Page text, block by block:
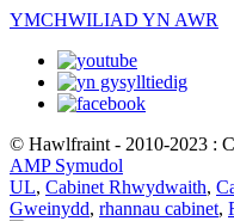
YMCHWILIAD YN AWR
© Hawlfraint - 2010-2023 :
AMP Symudol
UL, Cabinet Rhwydwaith,
Gweinydd, rhannau cabinet,